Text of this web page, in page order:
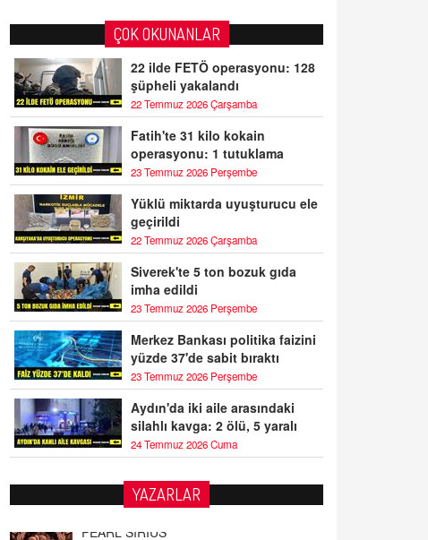
ÇOK OKUNANLAR
22 ilde FETÖ operasyonu: 128
şüpheli yakalandı
22 Temmuz 2026 Çarşamba
Fatih'te 31 kilo kokain
operasyonu: 1 tutuklama
23 Temmuz 2026 Perşembe
Yüklü miktarda uyuşturucu ele
geçirildi
22 Temmuz 2026 Çarşamba
Siverek'te 5 ton bozuk gıda
imha edildi
23 Temmuz 2026 Perşembe
Merkez Bankası politika faizini
yüzde 37'de sabit bıraktı
23 Temmuz 2026 Perşembe
Aydın'da iki aile arasındaki
silahlı kavga: 2 ölü, 5 yaralı
24 Temmuz 2026 Cuma
YAZARLAR
PEARL SİRİUS
Mars 4 Kasım’da Aslan Burcuna